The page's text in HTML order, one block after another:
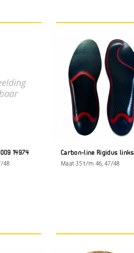
14974
48
Carbon-line Rigidus links
Maat 35 t/m 46, 47/48